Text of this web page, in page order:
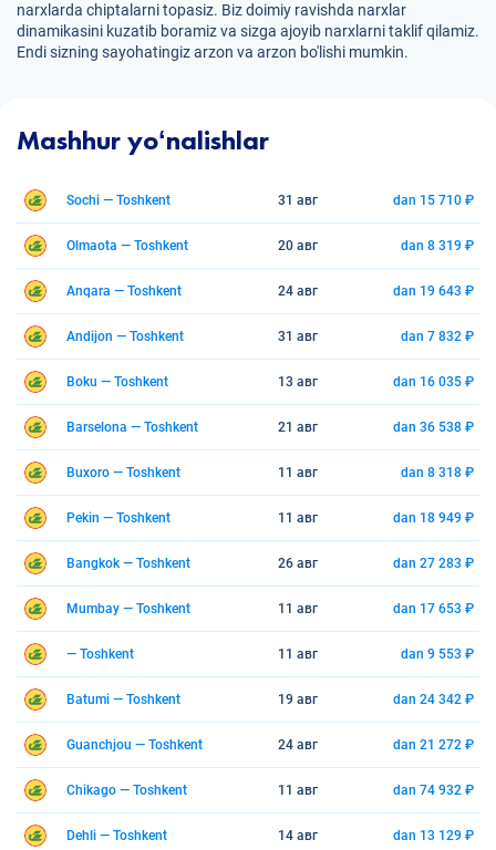
narxlarda chiptalarni topasiz. Biz doimiy ravishda narxlar
dinamikasini kuzatib boramiz va sizga ajoyib narxlarni taklif qilamiz.
Endi sizning sayohatingiz arzon va arzon bo'lishi mumkin.
Mashhur yoʻnalishlar
Sochi — Toshkent 31 авг dan 15 710 ₽
Olmaota — Toshkent 20 авг dan 8 319 ₽
Anqara — Toshkent 24 авг dan 19 643 ₽
Andijon — Toshkent 31 авг dan 7 832 ₽
Boku — Toshkent 13 авг dan 16 035 ₽
Barselona — Toshkent 21 авг dan 36 538 ₽
Buxoro — Toshkent 11 авг dan 8 318 ₽
Pekin — Toshkent 11 авг dan 18 949 ₽
Bangkok — Toshkent 26 авг dan 27 283 ₽
Mumbay — Toshkent 11 авг dan 17 653 ₽
— Toshkent 11 авг dan 9 553 ₽
Batumi — Toshkent 19 авг dan 24 342 ₽
Guanchjou — Toshkent 24 авг dan 21 272 ₽
Chikago — Toshkent 11 авг dan 74 932 ₽
Dehli — Toshkent 14 авг dan 13 129 ₽